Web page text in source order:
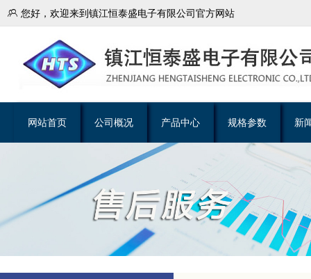
 您好，欢迎来到镇江恒泰盛电子有限公司官方网站
网站首页 公司概况 产品中心 规格参数 新